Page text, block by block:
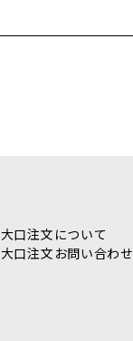
大口注文について
大口注文お問い合わせ